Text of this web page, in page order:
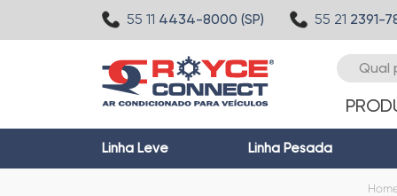
55 11 4434-8000 (SP) 55 21 2391-
Linha Leve Linha Pesada